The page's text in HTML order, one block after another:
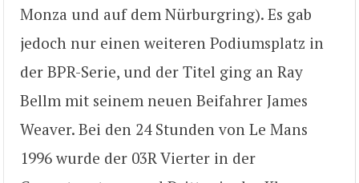
Monza und auf dem Nürburgring). Es gab
jedoch nur einen weiteren Podiumsplatz in
der BPR-Serie, und der Titel ging an Ray
Bellm mit seinem neuen Beifahrer James
Weaver. Bei den 24 Stunden von Le Mans
1996 wurde der 03R Vierter in der